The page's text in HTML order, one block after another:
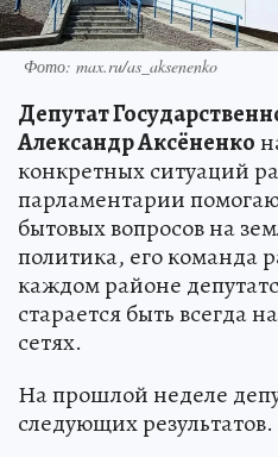
Фото: max.ru/as_aksenenko
Депутат
Александр Аксёненко
конкретных ситуаций
парламентарии
бытовых вопросов на
политика, его команда
каждом районе
старается быть всегда
сетях.
На прошлой неделе
следующих результатов.